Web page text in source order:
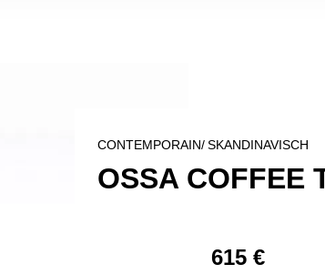
CONTEMPORAIN/SKANDINAVISCH
OSSA COFFEE
615 €